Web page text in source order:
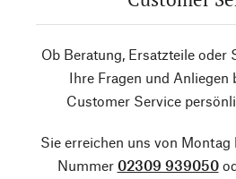
Ob Beratung, Ersatzteile oder
Ihre Fragen und Anliegen
Customer Service
Sie erreichen uns von
Nummer 02309 939050